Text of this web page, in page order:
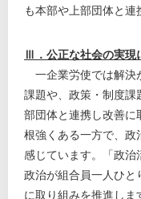
も本部や上部団体と連
Ⅲ．公正な社会の実現
一企業労使では解決
課題や、政策・制度課
部団体と連携し改善に
根強くある一方で、政
感じています。「政治
政治が組合員一人ひと
に取り組みを推進しま